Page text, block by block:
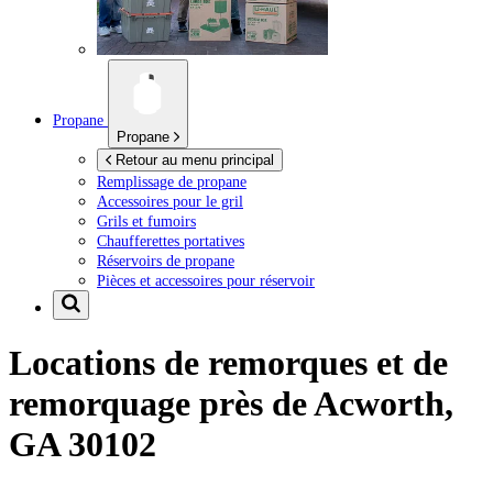
Propane
Propane
Retour au menu principal
Remplissage de propane
Accessoires pour le gril
Grils et fumoirs
Chaufferettes portatives
Réservoirs de propane
Pièces et accessoires pour réservoir
Locations de remorques et de
remorquage près deAcworth,
GA 30102